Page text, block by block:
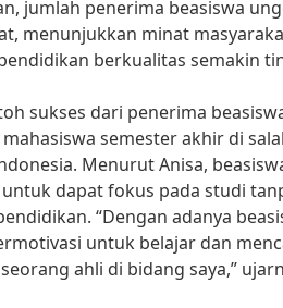
jumlah penerima beasiswa
menunjukkan minat
berkualitas semakin
sukses dari penerima
semester akhir di
Menurut Anisa,
dapat fokus pada studi
“Dengan adanya
untuk belajar dan
ahli di bidang saya,”